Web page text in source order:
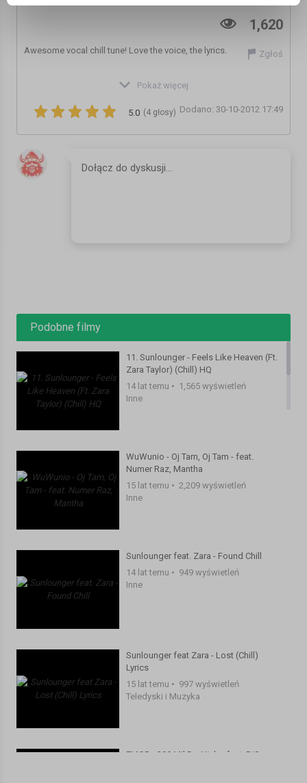
1,620
Zgłoś
Awesome vocal chill tune! Love the voice, the lyrics.
Forget the peace inside
You feel afraid that theres nothing left
Anything solid
When you cant buy it?
What can you believe in now
With no love to follow?
Now that you have lost yourself
You might find your way back home
Let your fears go
You might find that youre not lost
Just let your fears go
You might find your way back home
You might find that youre not lost
And not alone and not alone
And not alone and not alone
And not alone and not alone
Pokaż więcej
Dodano: 30-10-2012 17:49
(4 głosy)
5.0
Podobne filmy
11. Sunlounger - Feels Like Heaven (Ft.
Zara Taylor) (Chill) HQ
14 lat temu • 1,565 wyświetleń
Inne
WuWunio - Oj Tam, Oj Tam - feat.
Numer Raz, Mantha
15 lat temu • 2,209 wyświetleń
Inne
Sunlounger feat. Zara - Found Chill
14 lat temu • 949 wyświetleń
Inne
Sunlounger feat Zara - Lost (Chill)
Lyrics
15 lat temu • 997 wyświetleń
Teledyski i Muzyka
EMGR - 300 Mil Do Nieba feat. DjSon,